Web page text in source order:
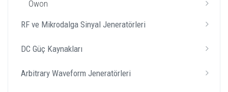
Owon
RF ve Mikrodalga Sinyal Jeneratörleri
DC Güç Kaynakları
Arbitrary Waveform Jeneratörleri